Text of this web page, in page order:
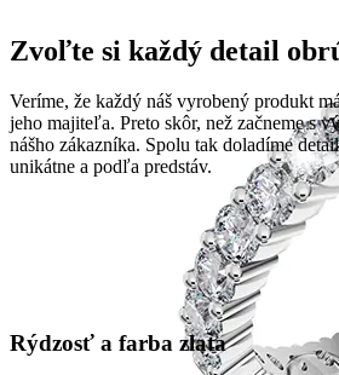
Zvoľte si každý detail
Veríme, že každý náš vyrobený produkt
jeho majiteľa. Preto skôr, než začneme s
nášho zákazníka. Spolu tak doladíme
unikátne a podľa predstáv.
Rýdzosť a farba zlata